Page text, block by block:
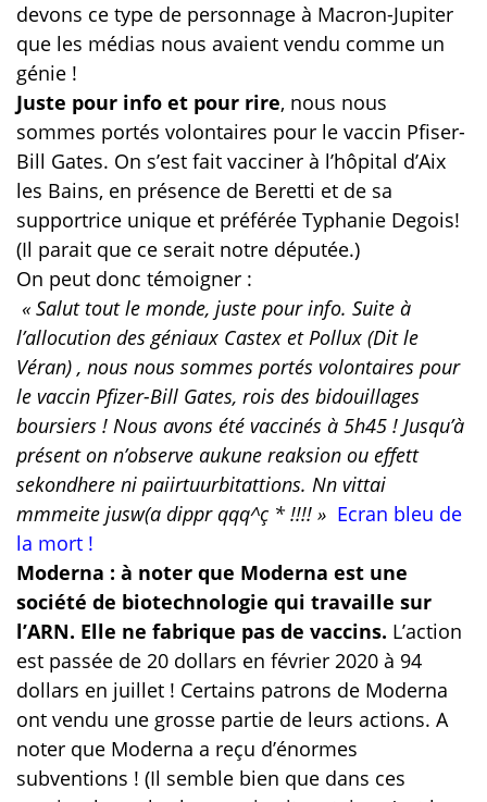
devons ce type de personnage à Macron-Jupiter
que les médias nous avaient vendu comme un
génie !
Juste pour info et pour rire, nous nous
sommes portés volontaires pour le vaccin Pfiser-
Bill Gates. On s’est fait vacciner à l’hôpital d’Aix
les Bains, en présence de Beretti et de sa
supportrice unique et préférée Typhanie Degois!
(Il parait que ce serait notre députée.)
On peut donc témoigner :
« Salut tout le monde, juste pour info. Suite à
l’allocution des géniaux Castex et Pollux (Dit le
Véran) , nous nous sommes portés volontaires pour
le vaccin Pfizer-Bill Gates, rois des bidouillages
boursiers ! Nous avons été vaccinés à 5h45 ! Jusqu’à
présent on n’observe aukune reaksion ou effett
sekondhere ni paiirtuurbitattions. Nn vittai
mmmeite jusw(a dippr qqq^ç * !!!! » Ecran bleu de
la mort !
Moderna : à noter que Moderna est une
société de biotechnologie qui travaille sur
l’ARN. Elle ne fabrique pas de vaccins. L’action
est passée de 20 dollars en février 2020 à 94
dollars en juillet ! Certains patrons de Moderna
ont vendu une grosse partie de leurs actions. A
noter que Moderna a reçu d’énormes
subventions ! (Il semble bien que dans ces